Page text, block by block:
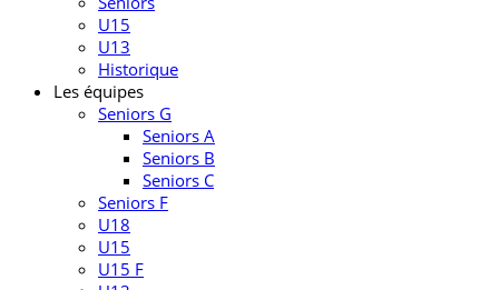
U15
U13
Historique
Les équipes
Seniors G
Seniors A
Seniors B
Seniors C
Seniors F
U18
U15
U15 F